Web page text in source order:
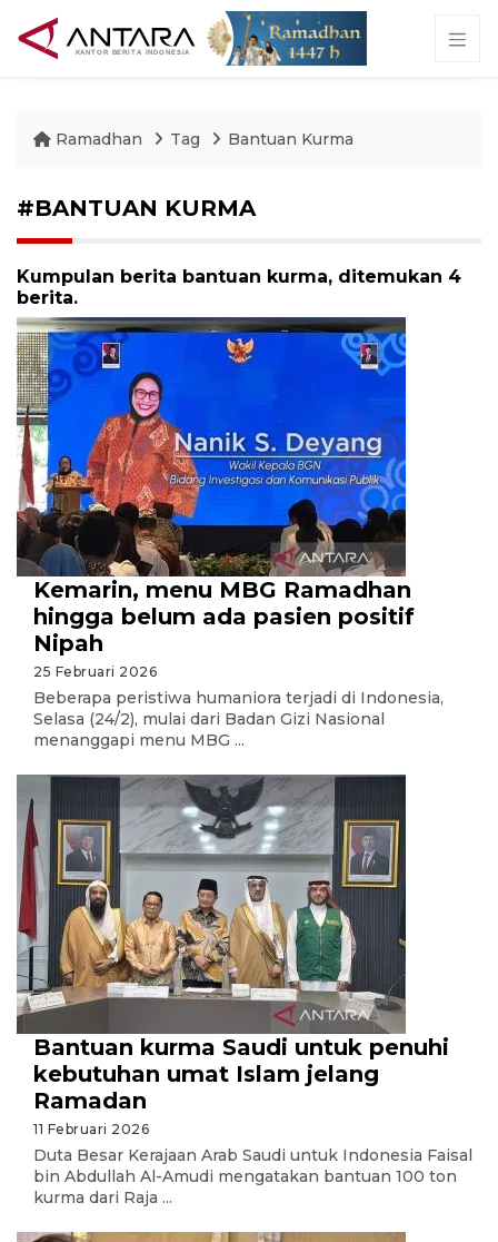
Ramadhan Tag Bantuan Kurma
#BANTUAN KURMA
Kumpulan berita bantuan kurma, ditemukan 4
berita.
Kemarin, menu MBG Ramadhan
hingga belum ada pasien positif
Nipah
25 Februari 2026
Beberapa peristiwa humaniora terjadi di Indonesia,
Selasa (24/2), mulai dari Badan Gizi Nasional
menanggapi menu MBG ...
Bantuan kurma Saudi untuk penuhi
kebutuhan umat Islam jelang
Ramadan
11 Februari 2026
Duta Besar Kerajaan Arab Saudi untuk Indonesia Faisal
bin Abdullah Al-Amudi mengatakan bantuan 100 ton
kurma dari Raja ...